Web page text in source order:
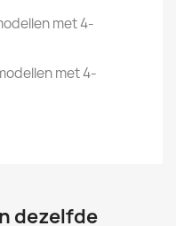
met 4-
met 4-
dezelfde